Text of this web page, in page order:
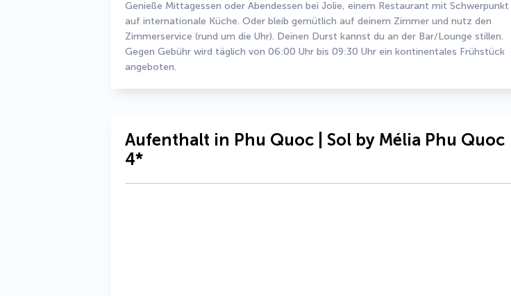
Genieße Mittagessen oder Abendessen bei Jolie, einem Restaurant mit Schwerpunkt
auf internationale Küche. Oder bleib gemütlich auf deinem Zimmer und nutz den
Zimmerservice (rund um die Uhr). Deinen Durst kannst du an der Bar/Lounge stillen.
Gegen Gebühr wird täglich von 06:00 Uhr bis 09:30 Uhr ein kontinentales Frühstück
angeboten.
Aufenthalt in Phu Quoc | Sol by Mélia Phu Quoc
4*